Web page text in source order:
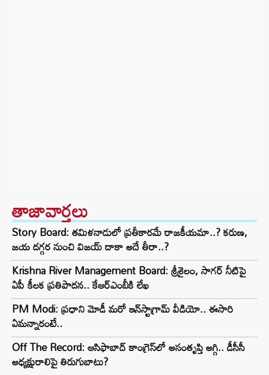
తాజావార్తలు
Story Board: తమిళనాడులో ప్రతీకారమే రాజకీయమా..? కరుణ,
జయ దగ్గర నుంచి విజయ్ దాకా అదే తీరా..?
Krishna River Management Board: శ్రీశైలం, సాగర్ నీటిపై
ఏపీ కీలక ప్రతిపాదన.. కేఆర్ఎంబీకి లేఖ
PM Modi: ప్రధాని మోడీ మరో ఇన్‌స్టాగ్రామ్ వీడియో.. ఈసారి
ఏమన్నారంటే..
Off The Record: ఆసిఫాబాద్ కాంగ్రెస్‌లో అసంతృప్తి అగ్గి.. డీసీసీ
అధ్యక్షురాలిపై తిరుగుబాటు?